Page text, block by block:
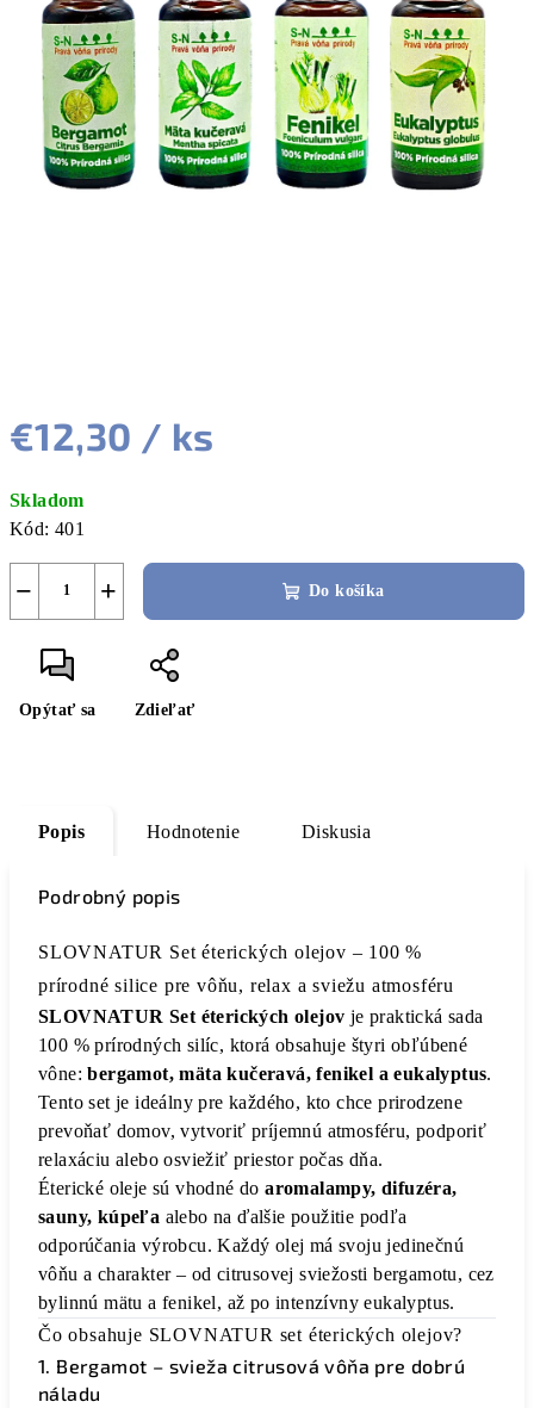
€12,30 / ks
cena:
Skladom
Kód: 401
+
− Do košíka
Opýtať sa Zdieľať
Popis Hodnotenie Diskusia
Podrobný popis
SLOVNATUR Set éterických olejov – 100 %
prírodné silice pre vôňu, relax a sviežu atmosféru
SLOVNATUR Set éterických olejov je praktická sada
100 % prírodných silíc, ktorá obsahuje štyri obľúbené
vône:bergamot, mäta kučeravá, fenikel a eukalyptus.
Tento set je ideálny pre každého, kto chce prirodzene
prevoňať domov, vytvoriť príjemnú atmosféru, podporiť
relaxáciu alebo osviežiť priestor počas dňa.
Éterické oleje sú vhodné doaromalampy, difuzéra,
sauny, kúpeľa alebo na ďalšie použitie podľa
odporúčania výrobcu. Každý olej má svoju jedinečnú
vôňu a charakter – od citrusovej sviežosti bergamotu, cez
bylinnú mätu a fenikel, až po intenzívny eukalyptus.
Čo obsahuje SLOVNATUR set éterických olejov?
1. Bergamot – svieža citrusová vôňa pre dobrú
náladu